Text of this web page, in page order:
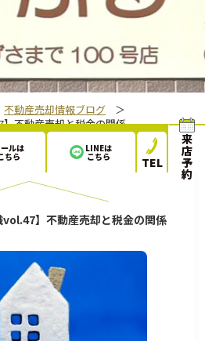
不動産売却情報ブログ
＞
不動産売却と税金の関係
vol.47】不動産売却と税金の関係
ルは
ちら
LINEは
こちら TEL
来
店
予
約